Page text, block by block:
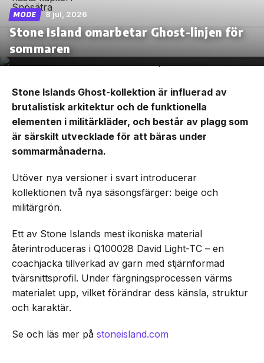
MODE 8 jul, 2026
Stone Island omarbetar Ghost-linjen för
sommaren
Stone Islands Ghost-kollektion är influerad av
brutalistisk arkitektur och de funktionella
elementen i militärkläder, och består av plagg som
är särskilt utvecklade för att bäras under
sommarmånaderna.
Utöver nya versioner i svart introducerar
kollektionen två nya säsongsfärger: beige och
militärgrön.
Ett av Stone Islands mest ikoniska material
återintroduceras i Q100028 David Light-TC – en
coachjacka tillverkad av garn med stjärnformad
tvärsnittsprofil. Under färgningsprocessen värms
materialet upp, vilket förändrar dess känsla, struktur
och karaktär.
Se och läs mer på stoneisland.com